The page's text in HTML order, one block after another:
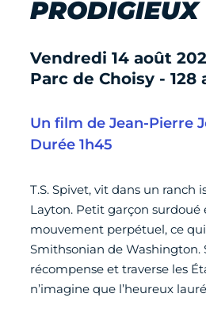
PRODIGIEUX
Vendredi 14 août
Parc de Choisy -
Un film de Jean-Pierre
Durée 1h45
T.S. Spivet, vit dans un ranch
Layton. Petit garçon surdoué
mouvement perpétuel, ce
Smithsonian de Washington.
récompense et traverse les
n’imagine que l’heureux